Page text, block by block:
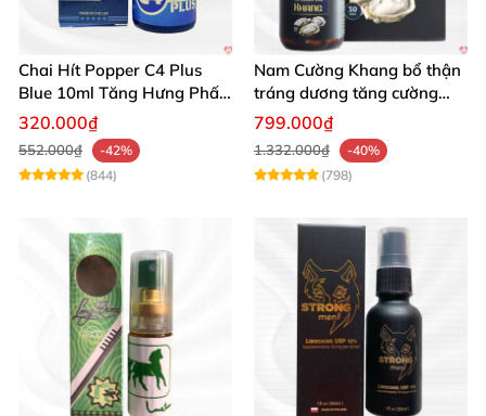
Chai Hít Popper C4 Plus
Blue 10ml Tăng Hưng Phấn
Mạnh Mẽ
320.000₫
552.000₫
-42%
(844)
Nam Cường Khang bổ thận
tráng dương tăng cường
sinh lực bền lâu
799.000₫
1.332.000₫
-40%
(798)